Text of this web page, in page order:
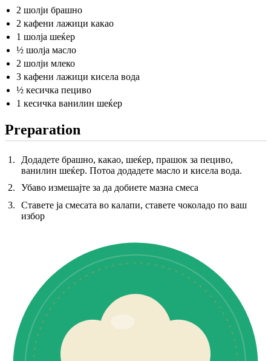
2 шолји брашно
2 кафени лажици какао
1 шолја шеќер
½ шолја масло
2 шолји млеко
3 кафени лажици кисела вода
½ кесичка пециво
1 кесичка ванилин шеќер
Preparation
Додадете брашно, какао, шеќер, прашок за пециво,
ванилин шеќер. Потоа додадете масло и кисела вода.
Убаво измешајте за да добиете мазна смеса
Ставете ја смесата во калапи, ставете чоколадо по ваш
избор